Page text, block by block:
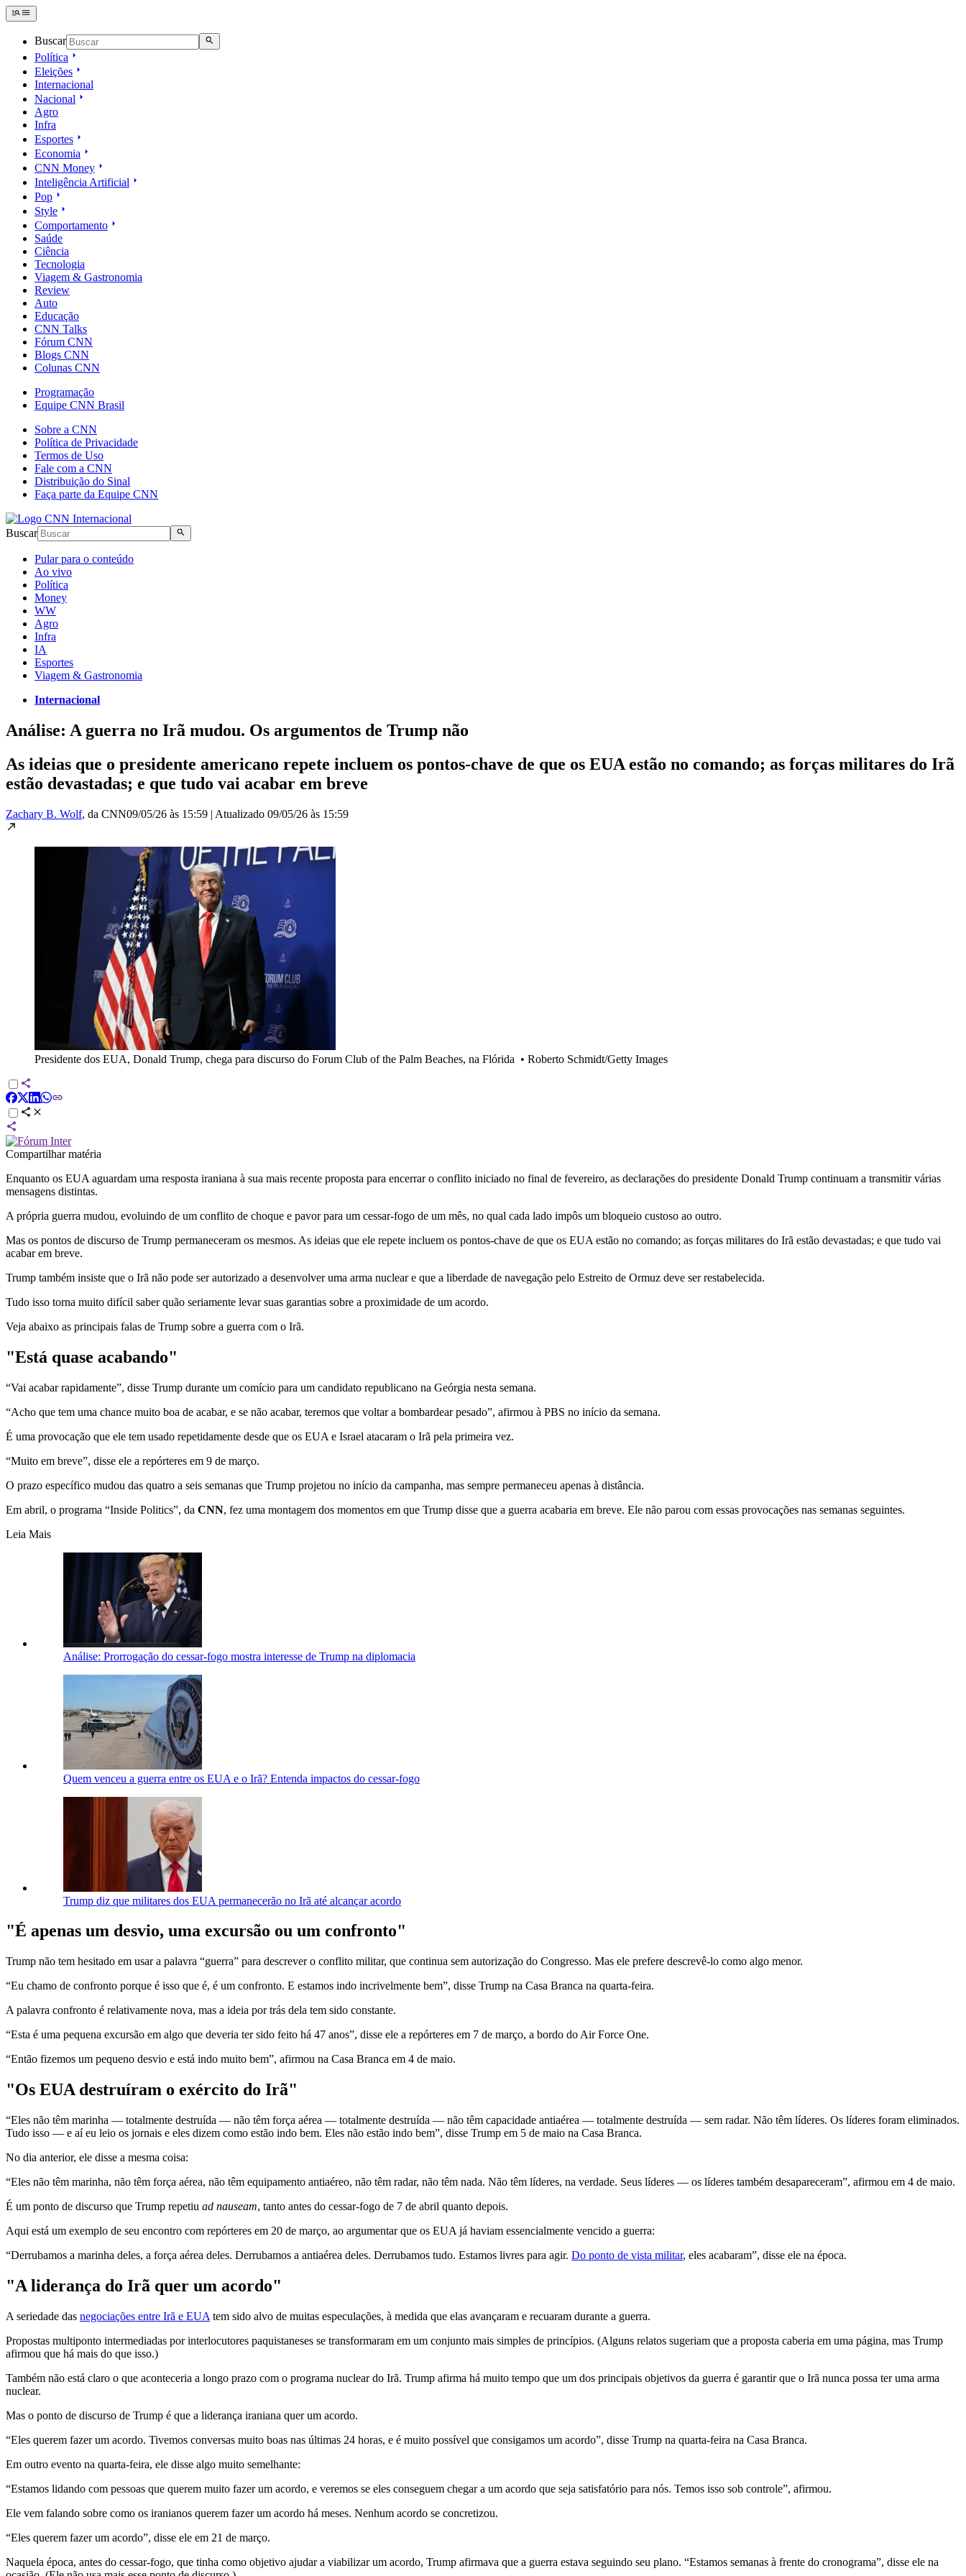
Buscar
Política
Eleições
Internacional
Nacional
Agro
Infra
Esportes
Economia
CNN Money
Inteligência Artificial
Pop
Style
Comportamento
Saúde
Ciência
Tecnologia
Viagem & Gastronomia
Review
Auto
Educação
CNN Talks
Fórum CNN
Blogs CNN
Colunas CNN
Programação
Equipe CNN Brasil
Sobre a CNN
Política de Privacidade
Termos de Uso
Fale com a CNN
Distribuição do Sinal
Faça parte da Equipe CNN
Buscar
Pular para o conteúdo
Ao vivo
Política
Money
WW
Agro
Infra
IA
Esportes
Viagem & Gastronomia
Internacional
Análise: A guerra no Irã mudou. Os argumentos de Trump não
As ideias que o presidente americano repete incluem os pontos-chave de que os EUA estão no comando; as forças militares do Irã
estão devastadas; e que tudo vai acabar em breve
Zachary B. Wolf, da CNN09/05/26 às 15:59 | Atualizado 09/05/26 às 15:59
Presidente dos EUA, Donald Trump, chega para discurso do Forum Club of the Palm Beaches, na Flórida • Roberto Schmidt/Getty Images
Compartilhar matéria
Enquanto os EUA aguardam uma resposta iraniana à sua mais recente proposta para encerrar o conflito iniciado no final de fevereiro, as declarações do presidente Donald Trump continuam a transmitir várias
mensagens distintas.
A própria guerra mudou, evoluindo de um conflito de choque e pavor para um cessar-fogo de um mês, no qual cada lado impôs um bloqueio custoso ao outro.
Mas os pontos de discurso de Trump permaneceram os mesmos. As ideias que ele repete incluem os pontos-chave de que os EUA estão no comando; as forças militares do Irã estão devastadas; e que tudo vai
acabar em breve.
Trump também insiste que o Irã não pode ser autorizado a desenvolver uma arma nuclear e que a liberdade de navegação pelo Estreito de Ormuz deve ser restabelecida.
Tudo isso torna muito difícil saber quão seriamente levar suas garantias sobre a proximidade de um acordo.
Veja abaixo as principais falas de Trump sobre a guerra com o Irã.
"Está quase acabando"
“Vai acabar rapidamente”, disse Trump durante um comício para um candidato republicano na Geórgia nesta semana.
“Acho que tem uma chance muito boa de acabar, e se não acabar, teremos que voltar a bombardear pesado”, afirmou à PBS no início da semana.
É uma provocação que ele tem usado repetidamente desde que os EUA e Israel atacaram o Irã pela primeira vez.
“Muito em breve”, disse ele a repórteres em 9 de março.
O prazo específico mudou das quatro a seis semanas que Trump projetou no início da campanha, mas sempre permaneceu apenas à distância.
Em abril, o programa “Inside Politics”, da CNN, fez uma montagem dos momentos em que Trump disse que a guerra acabaria em breve. Ele não parou com essas provocações nas semanas seguintes.
Leia Mais
Análise: Prorrogação do cessar-fogo mostra interesse de Trump na diplomacia
Quem venceu a guerra entre os EUA e o Irã? Entenda impactos do cessar-fogo
Trump diz que militares dos EUA permanecerão no Irã até alcançar acordo
"É apenas um desvio, uma excursão ou um confronto"
Trump não tem hesitado em usar a palavra “guerra” para descrever o conflito militar, que continua sem autorização do Congresso. Mas ele prefere descrevê-lo como algo menor.
“Eu chamo de confronto porque é isso que é, é um confronto. E estamos indo incrivelmente bem”, disse Trump na Casa Branca na quarta-feira.
A palavra confronto é relativamente nova, mas a ideia por trás dela tem sido constante.
“Esta é uma pequena excursão em algo que deveria ter sido feito há 47 anos”, disse ele a repórteres em 7 de março, a bordo do Air Force One.
“Então fizemos um pequeno desvio e está indo muito bem”, afirmou na Casa Branca em 4 de maio.
"Os EUA destruíram o exército do Irã"
“Eles não têm marinha — totalmente destruída — não têm força aérea — totalmente destruída — não têm capacidade antiaérea — totalmente destruída — sem radar. Não têm líderes. Os líderes foram eliminados.
Tudo isso — e aí eu leio os jornais e eles dizem como estão indo bem. Eles não estão indo bem”, disse Trump em 5 de maio na Casa Branca.
No dia anterior, ele disse a mesma coisa:
“Eles não têm marinha, não têm força aérea, não têm equipamento antiaéreo, não têm radar, não têm nada. Não têm líderes, na verdade. Seus líderes — os líderes também desapareceram”, afirmou em 4 de maio.
É um ponto de discurso que Trump repetiu ad nauseam, tanto antes do cessar-fogo de 7 de abril quanto depois.
Aqui está um exemplo de seu encontro com repórteres em 20 de março, ao argumentar que os EUA já haviam essencialmente vencido a guerra:
“Derrubamos a marinha deles, a força aérea deles. Derrubamos a antiaérea deles. Derrubamos tudo. Estamos livres para agir. Do ponto de vista militar, eles acabaram”, disse ele na época.
"A liderança do Irã quer um acordo"
A seriedade das negociações entre Irã e EUA tem sido alvo de muitas especulações, à medida que elas avançaram e recuaram durante a guerra.
Propostas multiponto intermediadas por interlocutores paquistaneses se transformaram em um conjunto mais simples de princípios. (Alguns relatos sugeriam que a proposta caberia em uma página, mas Trump
afirmou que há mais do que isso.)
Também não está claro o que aconteceria a longo prazo com o programa nuclear do Irã. Trump afirma há muito tempo que um dos principais objetivos da guerra é garantir que o Irã nunca possa ter uma arma
nuclear.
Mas o ponto de discurso de Trump é que a liderança iraniana quer um acordo.
“Eles querem fazer um acordo. Tivemos conversas muito boas nas últimas 24 horas, e é muito possível que consigamos um acordo”, disse Trump na quarta-feira na Casa Branca.
Em outro evento na quarta-feira, ele disse algo muito semelhante:
“Estamos lidando com pessoas que querem muito fazer um acordo, e veremos se eles conseguem chegar a um acordo que seja satisfatório para nós. Temos isso sob controle”, afirmou.
Ele vem falando sobre como os iranianos querem fazer um acordo há meses. Nenhum acordo se concretizou.
“Eles querem fazer um acordo”, disse ele em 21 de março.
Naquela época, antes do cessar-fogo, que tinha como objetivo ajudar a viabilizar um acordo, Trump afirmava que a guerra estava seguindo seu plano. “Estamos semanas à frente do cronograma”, disse ele na